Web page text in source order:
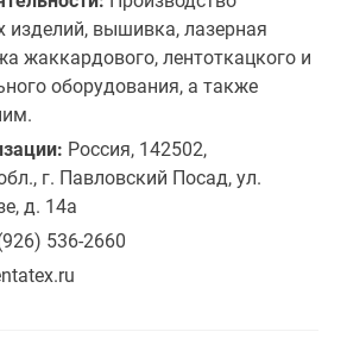
вышивка, лазерная
жаккардового, лентоткацкого и
оборудования, а также
Россия, 142502,
г. Павловский Посад, ул.
д. 14а
536-2660